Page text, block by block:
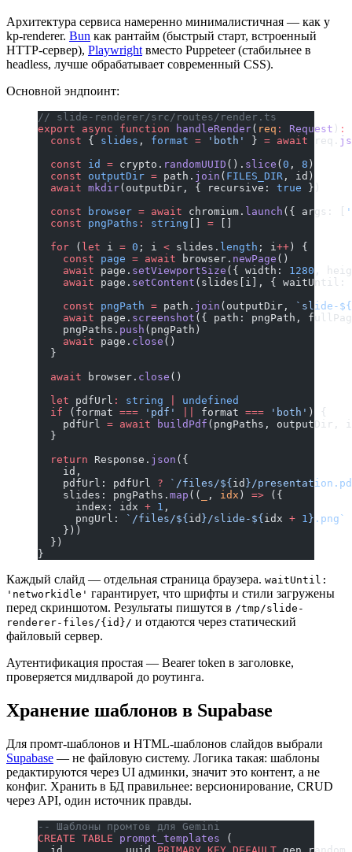
Архитектура сервиса намеренно минималистичная — как у
kp-renderer. Bun как рантайм (быстрый старт, встроенный
HTTP-сервер), Playwright вместо Puppeteer (стабильнее в
headless, лучше обрабатывает современный CSS).
Основной эндпоинт:
// slide-renderer/src/routes/render.ts
export async function handleRender( req : Request ) :
  const
{ slides , format = 'both' } = await req.
  const
id = crypto. randomUUID (). slice ( 0 , 8 )
  const
outputDir = path. join ( FILES_DIR , id)
  await
mkdir(outputDir, { recursive: true })
  const
browser = await chromium. launch ({ args: [
  const
pngPaths : string =
  for
( let i = 0 ; i < slides. length ; i++ ) {
    const
page = await browser. newPage ()
    await
page. setViewportSize ({ width: 1280 ,
    await
page. setContent (slides[i], { waitUntil:
    const
pngPath = path. join (outputDir,
`slide-${
    await
page. screenshot ({ path: pngPath,
    pngPaths.
push (pngPath)
    await
page. close ()
  }
  await
browser. close ()
  let
pdfUrl : string
undefined
  if
(format === 'pdf' format === 'both' ) {
    pdfUrl
= await buildPdf (pngPaths, outputDir,
  }
  return
Response. json ({
    id,
    pdfUrl: pdfUrl
? `/files/${ id }/
    slides: pngPaths.
map (( , idx ) => ({
      index: idx
+ 1 ,
      pngUrl:
`/files/${ id }/slide-${ idx + 1 }.png`
    }))
  })
}
Каждый слайд — отдельная страница браузера. waitUntil:
'networkidle' гарантирует, что шрифты и стили загружены
перед скриншотом. Результаты пишутся в /tmp/slide-
renderer-files/{id}/ и отдаются через статический
файловый сервер.
Аутентификация простая — Bearer token в заголовке,
проверяется мидлварой до роутинга.
Хранение шаблонов в Supabase
Для промт-шаблонов и HTML-шаблонов слайдов выбрали
Supabase — не файловую систему. Логика такая: шаблоны
редактируются через UI админки, значит это контент, а не
конфиг. Хранить в БД правильнее: версионирование, CRUD
через API, один источник правды.
-- Шаблоны промтов для Gemini
CREATE TABLE prompt_templates (